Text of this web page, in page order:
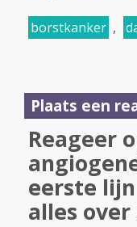
borstkanker ,
Plaats een
Reageer
eerste
alles